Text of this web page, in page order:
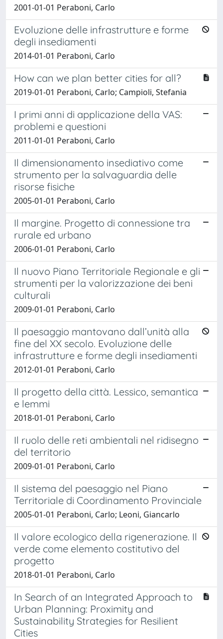
2001-01-01 Peraboni, Carlo
Evoluzione delle infrastrutture e forme
degli insediamenti
2014-01-01 Peraboni, Carlo
How can we plan better cities for all?
2019-01-01 Peraboni, Carlo; Campioli, Stefania
I primi anni di applicazione della VAS:
problemi e questioni
2011-01-01 Peraboni, Carlo
Il dimensionamento insediativo come
strumento per la salvaguardia delle
risorse fisiche
2005-01-01 Peraboni, Carlo
Il margine. Progetto di connessione tra
rurale ed urbano
2006-01-01 Peraboni, Carlo
Il nuovo Piano Territoriale Regionale e gli
strumenti per la valorizzazione dei beni
culturali
2009-01-01 Peraboni, Carlo
Il paesaggio mantovano dall’unità alla
fine del XX secolo. Evoluzione delle
infrastrutture e forme degli insediamenti
2012-01-01 Peraboni, Carlo
Il progetto della città. Lessico, semantica
e lemmi
2018-01-01 Peraboni, Carlo
Il ruolo delle reti ambientali nel ridisegno
del territorio
2009-01-01 Peraboni, Carlo
Il sistema del paesaggio nel Piano
Territoriale di Coordinamento Provinciale
2005-01-01 Peraboni, Carlo; Leoni, Giancarlo
Il valore ecologico della rigenerazione. Il
verde come elemento costitutivo del
progetto
2018-01-01 Peraboni, Carlo
In Search of an Integrated Approach to
Urban Planning: Proximity and
Sustainability Strategies for Resilient
Cities